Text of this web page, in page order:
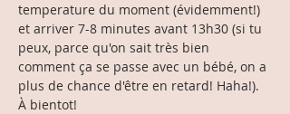
temperature du moment (évidemment!)
et arriver 7-8 minutes avant 13h30 (si tu
peux, parce qu'on sait très bien
comment ça se passe avec un bébé, on a
plus de chance d'être en retard! Haha!).
À bientot!